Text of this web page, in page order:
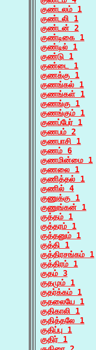
குண்டலம் 1
குண்டலி 1
குண்டன் 2
குண்டிகை 1
குண்டில் 1
குண்டு 1
குண்டை 1
குணக்கு 1
குணங்கல் 1
குணங்கள் 1
குணங்கு 1
குணங்கும் 1
குணப்பேர் 1
குணபம் 2
குணபாசி 1
குணம் 6
குணமின்மை 1
குணலை 1
குணித்தல் 1
குணில் 4
குணுக்கு 1
குணுங்கன் 1
குத்தம் 1
குத்தரம் 1
குத்தனும் 1
குத்தி 1
குத்திரசங்கம் 1
குத்திரம் 1
குதம் 3
குதமும் 1
குதர்க்கம் 1
குதலையே 1
குதிகாலி 1
குதித்தலே 1
குதிப்பு 1
குதிர் 1